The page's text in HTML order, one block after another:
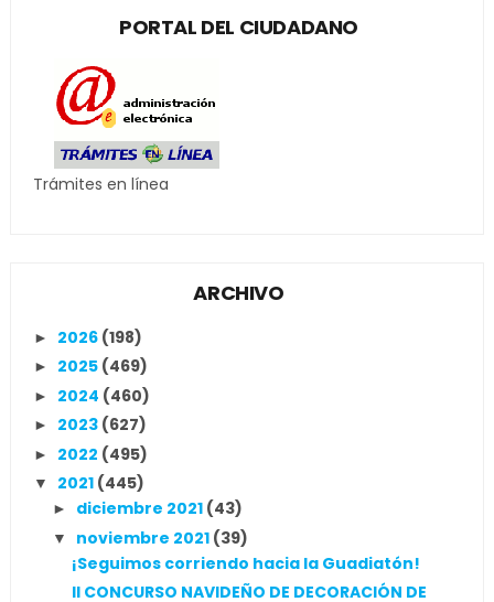
PORTAL DEL CIUDADANO
Trámites en línea
ARCHIVO
► 2026 (198)
► 2025 (469)
► 2024 (460)
► 2023 (627)
► 2022 (495)
▼ 2021 (445)
► diciembre 2021 (43)
▼ noviembre 2021 (39)
¡Seguimos corriendo hacia la Guadiatón!
II CONCURSO NAVIDEÑO DE DECORACIÓN DE